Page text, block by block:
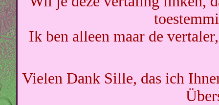
Ik ben alleen maar de
Vielen Dank Sille, das ich